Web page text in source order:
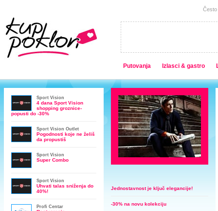
Često
Putovanja Izlasci & gastro
Sport Vision
4 dana Sport Vision
shopping groznice-
popusti do -30%
Sport Vision Outlet
Pogodnosti koje ne želiš
da propustiš
Sport Vision
Super Combo
Sport Vision
Uhvati talas sniženja do
40%!
Profi Centar
Jednostavnost je ključ elegancije!
-30% na novu kolekciju